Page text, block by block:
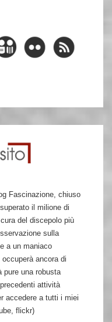
Fascinazione, chiuso
il milione di
del discepolo più
sulla
a un maniaco
ancora di
pure una robusta
attività
accedere a tutti i miei
flickr)